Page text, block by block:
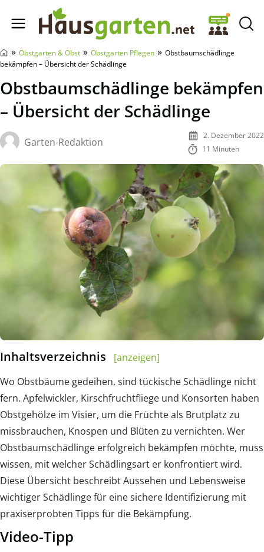
Hausgarten.net
» Obstgarten & Obst » Obstgarten Pflegen » Obstbaumschädlinge
bekämpfen – Übersicht der Schädlinge
Obstbaumschädlinge bekämpfen
– Übersicht der Schädlinge
Garten-Redaktion
2. Dezember 2022
11 Minuten
Inhaltsverzeichnis
[anzeigen]
Wo Obstbäume gedeihen, sind tückische Schädlinge nicht
fern. Apfelwickler, Kirschfruchtfliege und Konsorten haben
Obstgehölze im Visier, um die Früchte als Brutplatz zu
missbrauchen, Knospen und Blüten zu vernichten. Wer
Obstbaumschädlinge erfolgreich bekämpfen möchte, muss
wissen, mit welcher Schädlingsart er konfrontiert wird.
Diese Übersicht beschreibt Aussehen und Lebensweise
wichtiger Schädlinge für eine sichere Identifizierung mit
praxiserprobten Tipps für die Bekämpfung.
Video-Tipp